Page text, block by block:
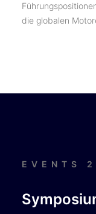
die globalen
EVENTS